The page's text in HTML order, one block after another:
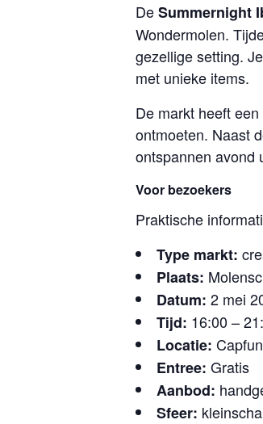
DeSummernight
Wondermolen.
gezellige setting.
met unieke items.
De markt heeft
ontmoeten. Naast
ontspannen avond
Voor bezoekers
Praktische
Type markt:
Plaats:
Datum: 2 mei
Tijd: 16:00 –
Locatie:
Entree: Gratis
Aanbod:
Sfeer: